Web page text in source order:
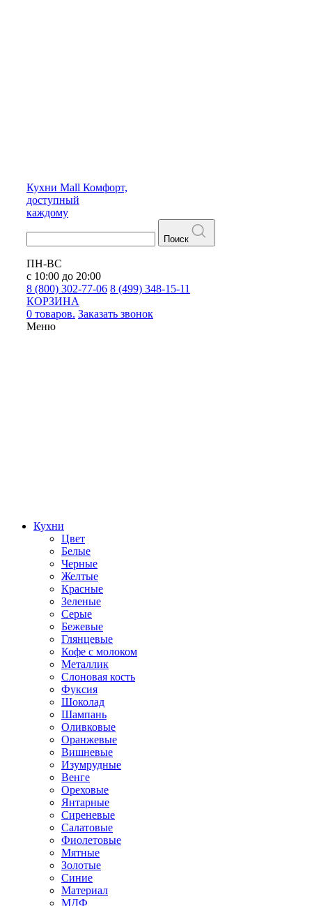
Кухни Mall Комфорт,
доступный
каждому
Поиск
ПН-ВС
с 10:00 до 20:00
8 (800) 302-77-06 8 (499) 348-15-11
КОРЗИНА
0 товаров. Заказать звонок
Меню
Кухни
Цвет
Белые
Черные
Желтые
Красные
Зеленые
Серые
Бежевые
Глянцевые
Кофе с молоком
Металлик
Слоновая кость
Фуксия
Шоколад
Шампань
Оливковые
Оранжевые
Вишневые
Изумрудные
Венге
Ореховые
Янтарные
Сиреневые
Салатовые
Фиолетовые
Мятные
Золотые
Синие
Материал
МДФ